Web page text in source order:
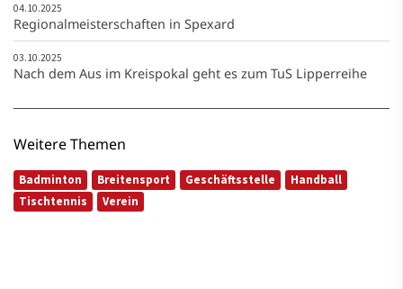
04.10.2025
Regionalmeisterschaften in Spexard
03.10.2025
Nach dem Aus im Kreispokal geht es zum TuS Lipperreihe
Weitere Themen
Badminton Breitensport Geschäftsstelle
Handball
Tischtennis
Verein